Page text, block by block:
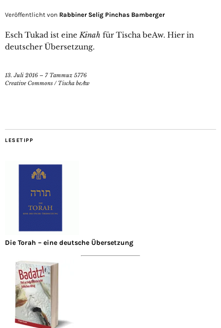
Veröffentlicht von Rabbiner Selig Pinchas Bamberger
Esch Tukad ist eineKinah für Tischa beAw. Hier in
deutscher Übersetzung.
13. Juli 2016 – 7 Tammuz 5776
Creative Commons / Tischa beAw
LESETIPP
Die Torah – eine deutsche Übersetzung